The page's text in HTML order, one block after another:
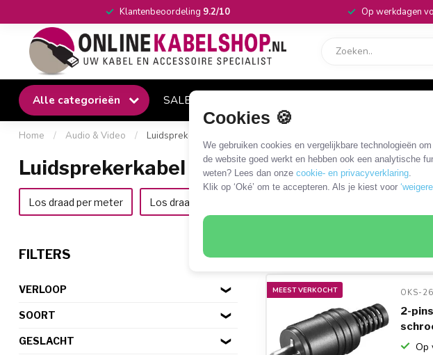
Cookies 🍪
We gebruiken cookies en vergelijkbare technologieën
de website goed werkt en hebben ook een analytische
weten? Lees dan onze cookie- en privacyverklaring.
Klik op ‘Oké’ om te accepteren. Als je kiest voor
Klantenbeoordeling 9.2/10 Op werkdagen
Alle categorieën SALE
Home / Audio & Video / Luidsprekerkabel
Luidsprekerkabel
Los draad per meter Los draad per rol
FILTERS
VERLOOP
SOORT
GESLACHT
MEEST VERKOCHT OKS-
2-
Op